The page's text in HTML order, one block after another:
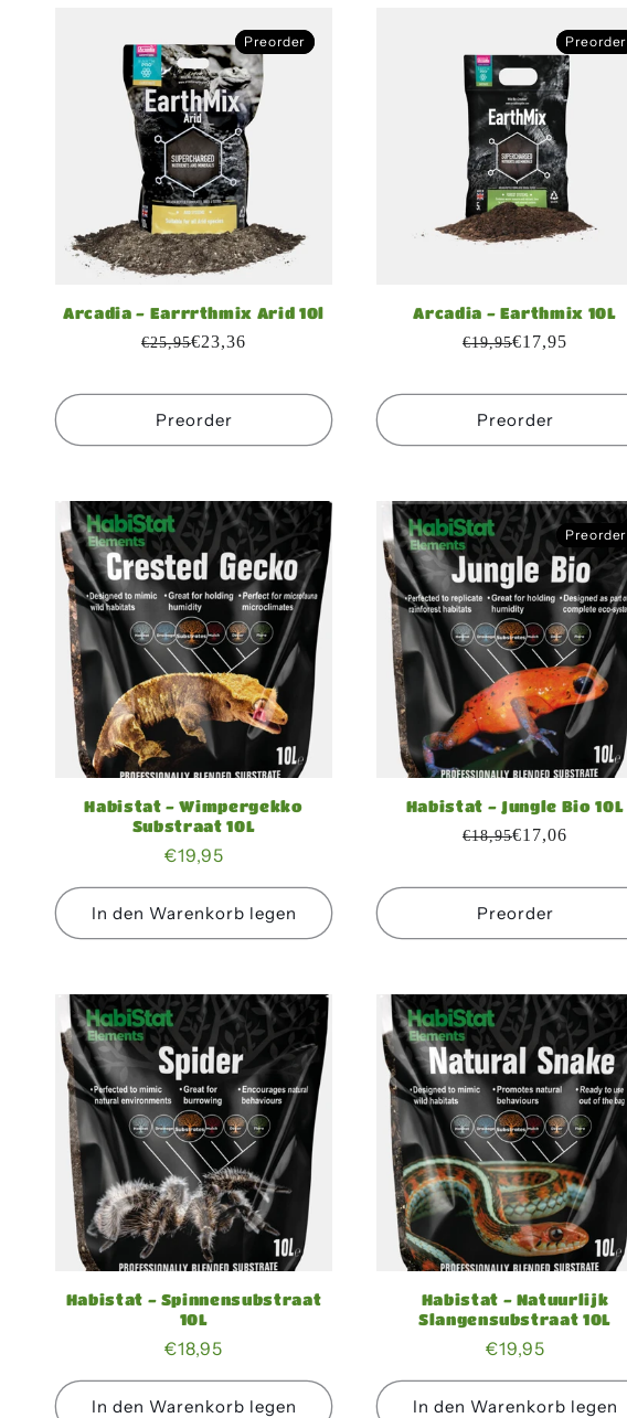
i
e
:
Preorder
Arcadia - Earrrthmix Arid 10l
€23,36
€25,95
Preorder
Preorder Preorder
Arcadia - Earthmix 10L
€17,95
€19,95
Preorder
Preorder
Habistat - Wimpergekko
Substraat 10L
Normaler
Preis
€19,95
In den Warenkorb legen
Preorder
Habistat - Jungle Bio 10L
€17,06
€18,95
Preorder
Preorder
Habistat - Spinnensubstraat
10L
Normaler
Preis
€18,95
In den Warenkorb legen
Habistat - Natuurlijk
Slangensubstraat 10L
Normaler
Preis
€19,95
In den Warenkorb legen